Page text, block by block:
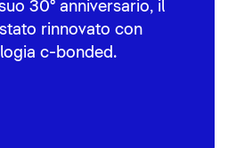
30° anniversario, il
rinnovato con
c-bonded.